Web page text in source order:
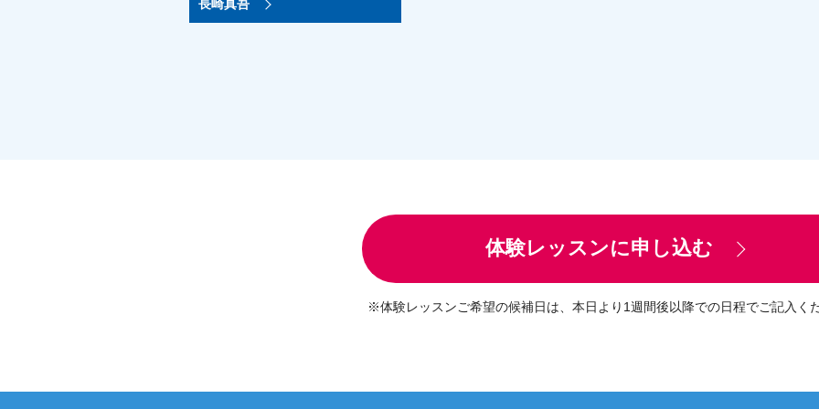
長崎真吾
体験レッスンに申し込む
※体験レッスンご希望の候補日は、 本日より1週間後以降での日程でご記入く